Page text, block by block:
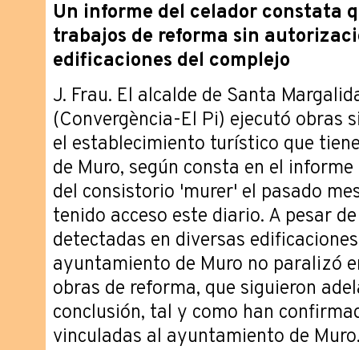
Un informe del celador constata
trabajos de reforma sin
edificaciones del complejo
J. Frau. El alcalde de Santa
(Convergència-El Pi) ejecutó obras
el establecimiento turístico que
de Muro, según consta en el
del consistorio 'murer' el pasado
tenido acceso este diario. A pesar
detectadas en diversas
ayuntamiento de Muro no paralizó
obras de reforma, que siguieron
conclusión, tal y como han
vinculadas al ayuntamiento de